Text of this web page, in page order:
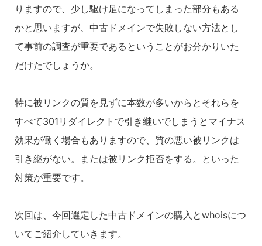
りますので、少し駆け足になってしまった部分もある
かと思いますが、中古ドメインで失敗しない方法とし
て事前の調査が重要であるということがお分かりいた
だけたでしょうか。
特に被リンクの質を見ずに本数が多いからとそれらを
すべて301リダイレクトで引き継いでしまうとマイナス
効果が働く場合もありますので、質の悪い被リンクは
引き継がない。または被リンク拒否をする。といった
対策が重要です。
次回は、今回選定した中古ドメインの購入とwhoisにつ
いてご紹介していきます。